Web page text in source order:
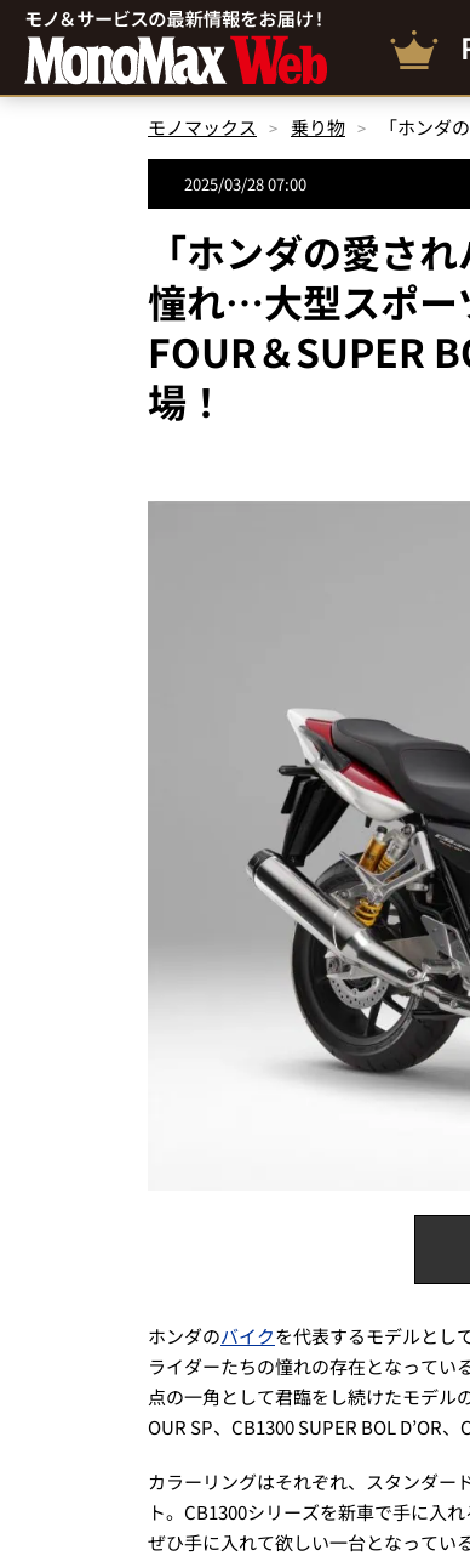
モノマックス 乗り物
2025/03/28 07:00
「ホンダの愛さ
憧れ…大型スポー
FOUR＆SUPER
場！
ホンダのバイクを代表するモデルとし
ライダーたちの憧れの存在となってい
点の一角として君臨をし続けたモデル
OUR SP、CB1300 SUPER BOL D’OR
カラーリングはそれぞれ、スタンダー
ト。CB1300シリーズを新車で手に入
ぜひ手に入れて欲しい一台となっている